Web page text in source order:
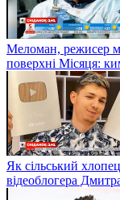
Меломан, режисер
поверхні Місяця:
Як сільський
відеоблогера